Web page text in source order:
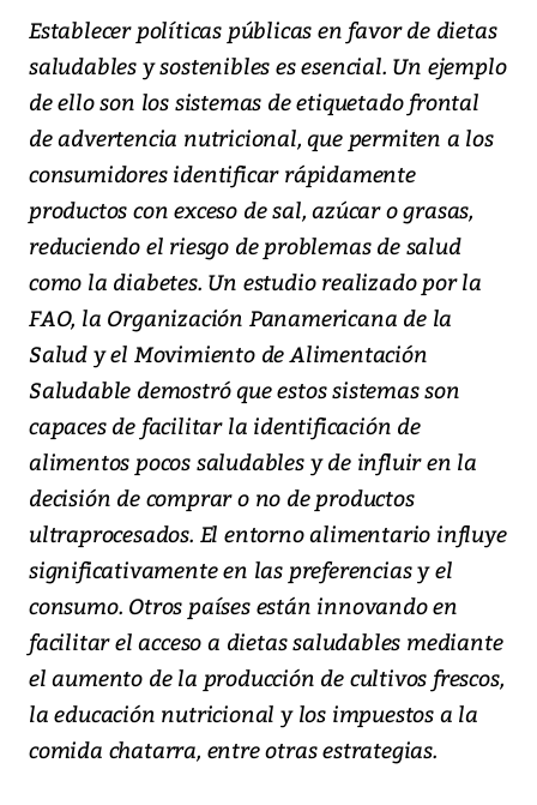
Establecer políticas públicas en favor de dietas
saludables y sostenibles es esencial. Un ejemplo
de ello son los sistemas de etiquetado frontal
de advertencia nutricional, que permiten a los
consumidores identificar rápidamente
productos con exceso de sal, azúcar o grasas,
reduciendo el riesgo de problemas de salud
como la diabetes. Un estudio realizado por la
FAO, la Organización Panamericana de la
Salud y el Movimiento de Alimentación
Saludable demostró que estos sistemas son
capaces de facilitar la identificación de
alimentos pocos saludables y de influir en la
decisión de comprar o no de productos
ultraprocesados. El entorno alimentario influye
significativamente en las preferencias y el
consumo. Otros países están innovando en
facilitar el acceso a dietas saludables mediante
el aumento de la producción de cultivos frescos,
la educación nutricional y los impuestos a la
comida chatarra, entre otras estrategias.